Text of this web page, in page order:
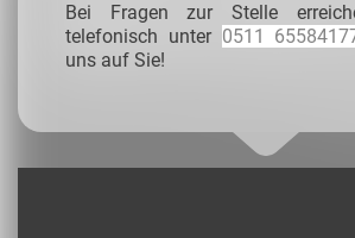
Bei Fragen zur Stelle
telefonisch unter 0511
uns auf Sie!